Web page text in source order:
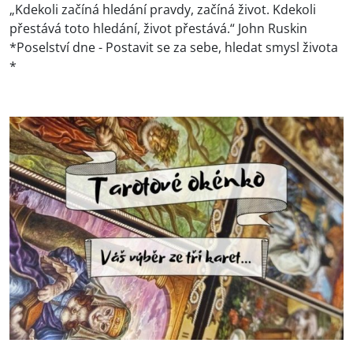
„Kdekoli začíná hledání pravdy, začíná život. Kdekoli
přestává toto hledání, život přestává.“ John Ruskin
*Poselství dne - Postavit se za sebe, hledat smysl života
*